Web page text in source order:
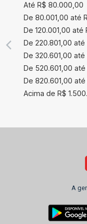
Até R$ 80.000,00
De 80.001,00 até
De 120.001,00 até
De 220.801,00
De 320.601,00
De 520.601,00
De 820.601,00
Acima de R$
A